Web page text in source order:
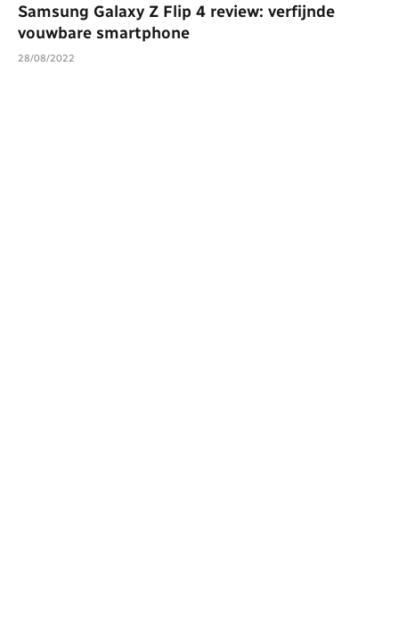
Samsung Galaxy Z Flip 4 review: verfijnde
vouwbare smartphone
28/08/2022